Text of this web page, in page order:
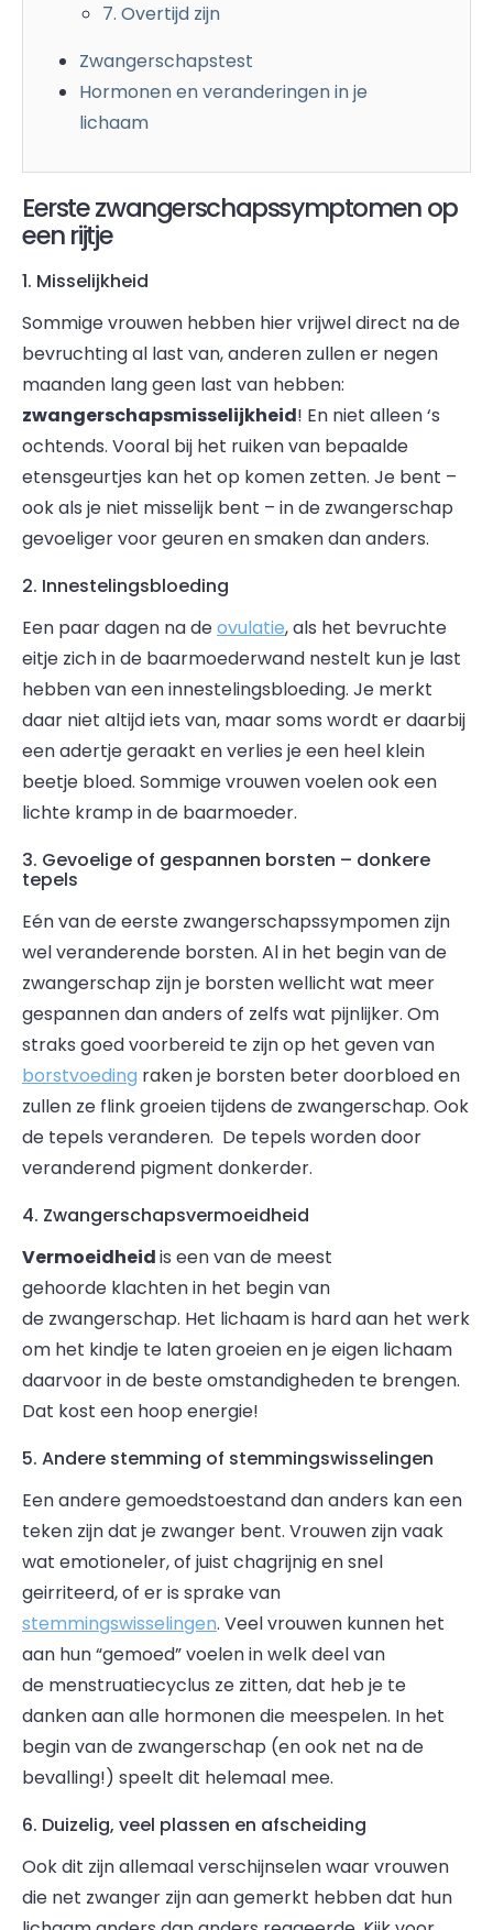
7. Overtijd zijn
Zwangerschapstest
Hormonen en veranderingen in je
lichaam
Eerste zwangerschapssymptomen op
een rijtje
1. Misselijkheid
Sommige vrouwen hebben hier vrijwel direct na de
bevruchting al last van, anderen zullen er negen
maanden lang geen last van hebben:
zwangerschapsmisselijkheid! En niet alleen ‘s
ochtends. Vooral bij het ruiken van bepaalde
etensgeurtjes kan het op komen zetten. Je bent –
ook als je niet misselijk bent – in de zwangerschap
gevoeliger voor geuren en smaken dan anders.
2. Innestelingsbloeding
Een paar dagen na deovulatie, als het bevruchte
eitje zich in de baarmoederwand nestelt kun je last
hebben van een innestelingsbloeding. Je merkt
daar niet altijd iets van, maar soms wordt er daarbij
een adertje geraakt en verlies je een heel klein
beetje bloed. Sommige vrouwen voelen ook een
lichte kramp in de baarmoeder.
3. Gevoelige of gespannen borsten – donkere
tepels
Eén van de eerste zwangerschapssympomen zijn
wel veranderende borsten. Al in het begin van de
zwangerschap zijn je borsten wellicht wat meer
gespannen dan anders of zelfs wat pijnlijker. Om
straks goed voorbereid te zijn op het geven van
borstvoeding raken je borsten beter doorbloed en
zullen ze flink groeien tijdens de zwangerschap. Ook
de tepels veranderen. De tepels worden door
veranderend pigment donkerder.
4. Zwangerschapsvermoeidheid
Vermoeidheidis een van de meest
gehoorde klachten in het begin van
de zwangerschap. Het lichaam is hard aan het werk
om het kindje te laten groeien en je eigen lichaam
daarvoor in de beste omstandigheden te brengen.
Dat kost een hoop energie!
5. Andere stemming of stemmingswisselingen
Een andere gemoedstoestand dan anders kan een
teken zijn dat je zwanger bent. Vrouwen zijn vaak
wat emotioneler, of juist chagrijnig en snel
geirriteerd, of er is sprake van
stemmingswisselingen. Veel vrouwen kunnen het
aan hun “gemoed” voelen in welk deel van
de menstruatiecyclus ze zitten, dat heb je te
danken aan alle hormonen die meespelen. In het
begin van de zwangerschap (en ook net na de
bevalling!) speelt dit helemaal mee.
6. Duizelig, veel plassen en afscheiding
Ook dit zijn allemaal verschijnselen waar vrouwen
die net zwanger zijn aan gemerkt hebben dat hun